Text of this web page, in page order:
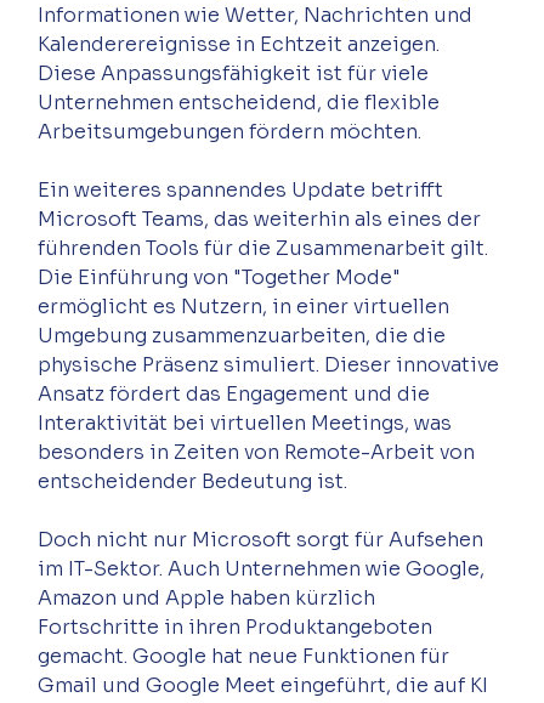
Informationen wie Wetter, Nachrichten und
Kalenderereignisse in Echtzeit anzeigen.
Diese Anpassungsfähigkeit ist für viele
Unternehmen entscheidend, die flexible
Ein weiteres spannendes Update betrifft
Microsoft Teams, das weiterhin als eines der
führenden Tools für die Zusammenarbeit gilt.
Die Einführung von "Together Mode"
ermöglicht es Nutzern, in einer virtuellen
Umgebung zusammenzuarbeiten, die die
physische Präsenz simuliert. Dieser innovative
Ansatz fördert das Engagement und die
Interaktivität bei virtuellen Meetings, was
besonders in Zeiten von Remote-Arbeit von
Doch nicht nur Microsoft sorgt für Aufsehen
im IT-Sektor. Auch Unternehmen wie Google,
Amazon und Apple haben kürzlich
Fortschritte in ihren Produktangeboten
gemacht. Google hat neue Funktionen für
Gmail und Google Meet eingeführt, die auf KI